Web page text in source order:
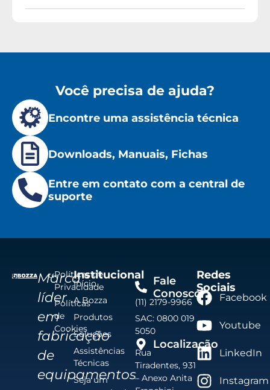
Você precisa de ajuda?
Encontre uma assistência técnica
Downloads, Manuais, Fichas
Entre em contato com a central de
suporte
Marca
líder
em
fabricação
de
equipamentos
Políticas de
Privacidade
Políticas
de
Cookies
Institucional
Início
A Bozza
Produtos
Soluções
Assistências
Técnicas
Seja um
Localização
Rua
Tiradentes, 931
– Anexo Anita
Fale
Conosco
(11) 2179-9966
SAC: 0800 019
5050
Redes
Sociais
Facebook
Youtube
LinkedIn
Instagram